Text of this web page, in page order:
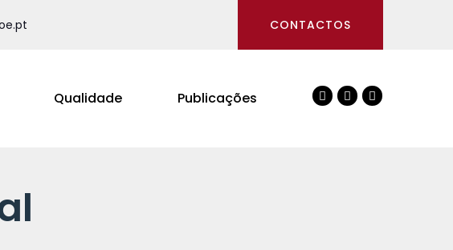
CONTACTOS
Qualidade Publicações